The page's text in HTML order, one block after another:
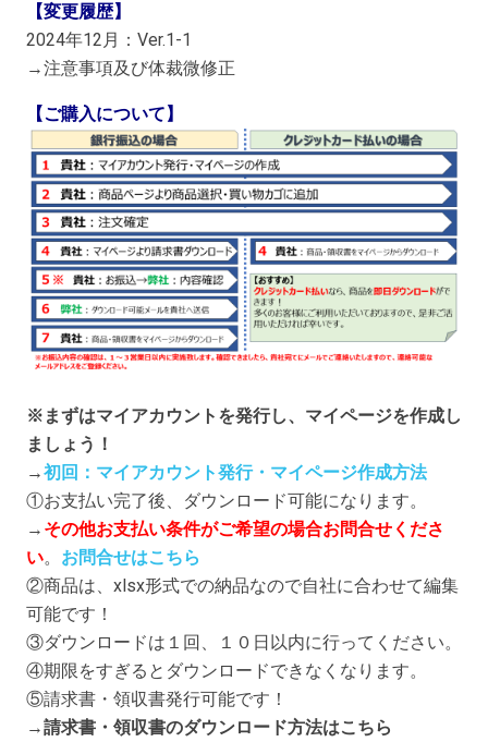
【変更履歴】
2024年12月：Ver.1-1
→注意事項及び体裁微修正
【ご購入について】
※まずはマイアカウントを発行し、マイページを作成し
ましょう！
→初回：マイアカウント発行・マイページ作成方法
①お支払い完了後、ダウンロード可能になります。
→ その他お支払い条件がご希望の場合お問合せくださ
い。 お問合せはこちら
②商品は、xlsx形式での納品なので自社に合わせて編集
可能です！
③ダウンロードは１回、１０日以内に行ってください。
④期限をすぎるとダウンロードできなくなります。
⑤請求書・領収書発行可能です！
→請求書・領収書のダウンロード方法はこちら